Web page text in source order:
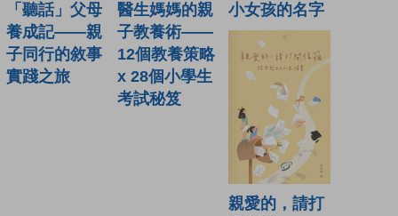
「聽話」父母
養成記——親
子同行的敘事
實踐之旅
醫生媽媽的親
子教養術——
12個教養策略
x 28個小學生
考試秘笈
小女孩的名字
親愛的，請打